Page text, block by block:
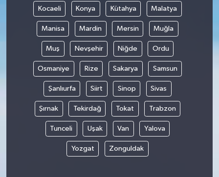
Kocaeli Konya Kütahya Malatya
Manisa Mardin Mersin Muğla
Muş Nevşehir Niğde Ordu
Osmaniye Rize Sakarya Samsun
Şanlıurfa Siirt Sinop Sivas
Şırnak Tekirdağ Tokat Trabzon
Tunceli Uşak Van Yalova
Yozgat Zonguldak